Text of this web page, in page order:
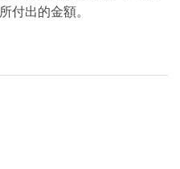
付出的金額。